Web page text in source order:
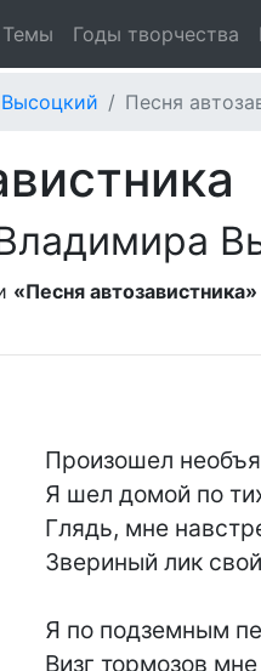
Темы Годы творчества
Песня
«Песня автозавистника»